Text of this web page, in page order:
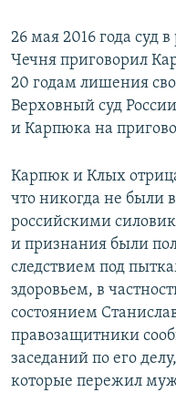
26 мая 2016 года суд
Чечня приговорил
20 годам лишения
Верховный суд
и Карпюка на
Карпюк и Клых
что никогда не были
российскими
и признания были
следствием под
здоровьем, в
состоянием
правозащитники
заседаний по его
которые пережил